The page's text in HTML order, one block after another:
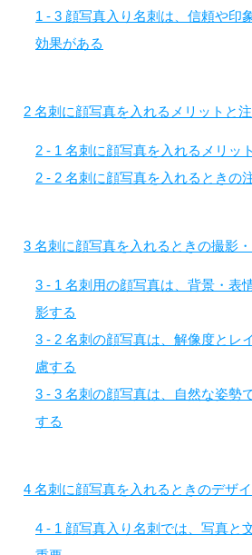
1 - 3 顔写真入り名刺は、信頼や印
効果がある
2 名刺に顔写真を入れるメリットと
2 - 1 名刺に顔写真を入れるメリッ
2 - 2 名刺に顔写真を入れるときの
3 名刺に顔写真を入れるときの撮影
3 - 1 名刺用の顔写真は、背景・表
影する
3 - 2 名刺の顔写真は、解像度とレ
慮する
3 - 3 名刺の顔写真は、自然な姿勢
する
4 名刺に顔写真を入れるときのデザ
4 - 1 顔写真入り名刺では、写真と